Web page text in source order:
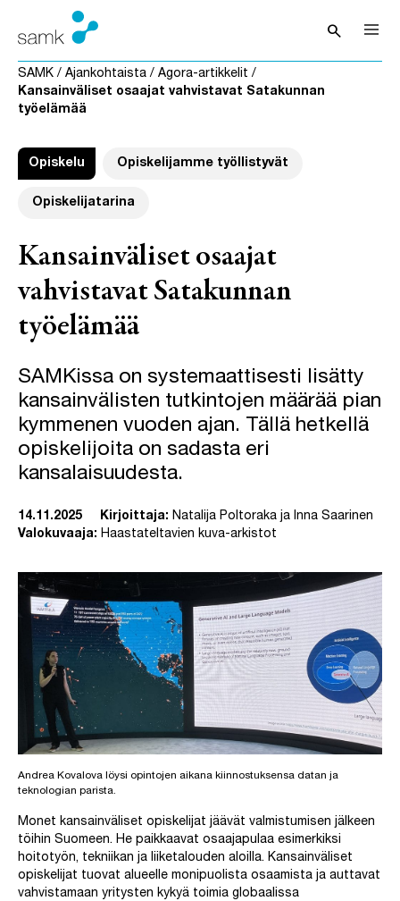
Siirry sisältöön
searchAvaa haku
SAMK / Ajankohtaista / Agora-artikkelit /
Kansainväliset osaajat vahvistavat Satakunnan
työelämää
Opiskelu Opiskelijamme työllistyvät
Opiskelijatarina
Kansainväliset osaajat
vahvistavat Satakunnan
työelämää
SAMKissa on systemaattisesti lisätty
kansainvälisten tutkintojen määrää pian
kymmenen vuoden ajan. Tällä hetkellä
opiskelijoita on sadasta eri
kansalaisuudesta.
14.11.2025 Kirjoittaja: Natalija Poltoraka ja Inna Saarinen
Valokuvaaja: Haastateltavien kuva-arkistot
Andrea Kovalova löysi opintojen aikana kiinnostuksensa datan ja
teknologian parista.
Monet kansainväliset opiskelijat jäävät valmistumisen jälkeen
töihin Suomeen. He paikkaavat osaajapulaa esimerkiksi
hoitotyön, tekniikan ja liiketalouden aloilla. Kansainväliset
opiskelijat tuovat alueelle monipuolista osaamista ja auttavat
vahvistamaan yritysten kykyä toimia globaalissa